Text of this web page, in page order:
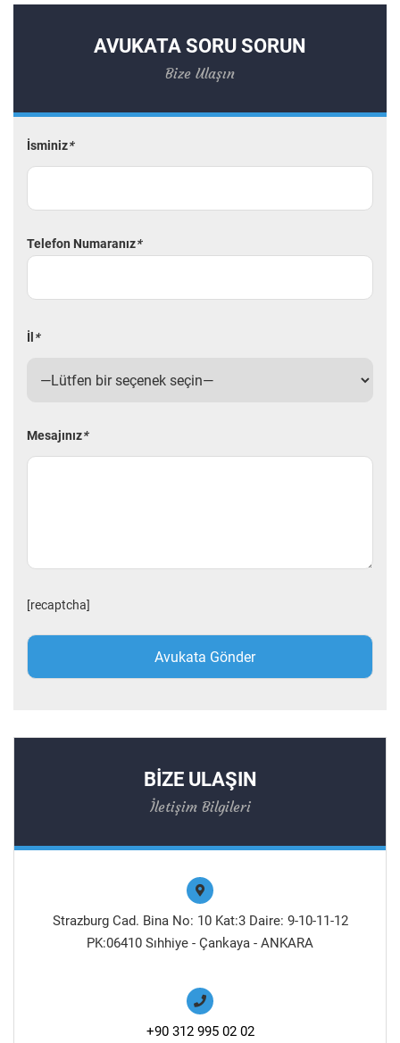
AVUKATA SORU SORUN
Bize Ulaşın
İsminiz*
Telefon Numaranız*
İl *
Mesajınız*
[recaptcha]
BİZE ULAŞIN
İletişim Bilgileri
Strazburg Cad. Bina No: 10 Kat:3 Daire: 9-10-11-12
PK:06410 Sıhhiye - Çankaya - ANKARA
+90 312 995 02 02